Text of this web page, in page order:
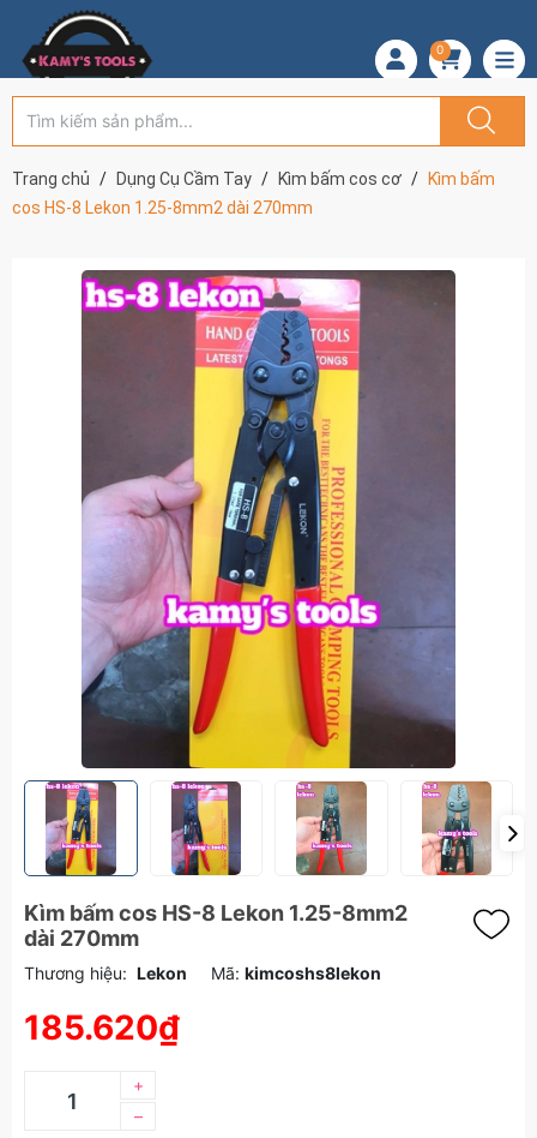
0
Trang chủ Dụng Cụ Cầm Tay Kìm bấm cos cơ
Kìm bấm
cos HS-8 Lekon 1.25-8mm2 dài 270mm
Kìm bấm cos HS-8 Lekon 1.25-8mm2
dài 270mm
Thương hiệu: Lekon Mã: kimcoshs8lekon
185.620₫
–
+